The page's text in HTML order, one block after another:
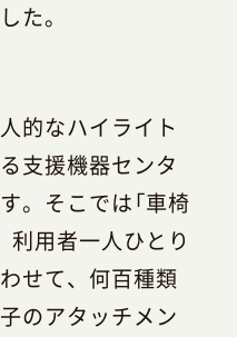
た。
的なハイライト
支援機器センタ
。そこでは「車椅
利用者一人ひとり
せて、何百種類
のアタッチメン